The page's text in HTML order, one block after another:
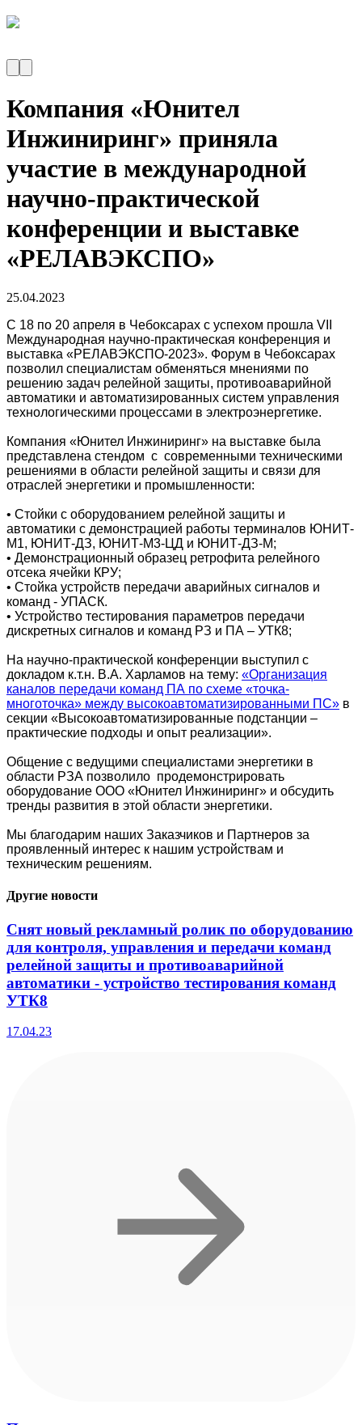
Компания «Юнител
Инжиниринг» приняла
участие в международной
научно-практической
конференции и выставке
«РЕЛАВЭКСПО»
25.04.2023
C 18 по 20 апреля в Чебоксарах с успехом прошла VII
Международная научно-практическая конференция и
выставка «РЕЛАВЭКСПО-2023». Форум в Чебоксарах
позволил специалистам обменяться мнениями по
решению задач релейной защиты, противоаварийной
автоматики и автоматизированных систем управления
технологическими процессами в электроэнергетике.
Компания «Юнител Инжиниринг» на выставке была
представлена стендом с современными техническими
решениями в области релейной защиты и связи для
отраслей энергетики и промышленности:
• Стойки с оборудованием релейной защиты и
автоматики с демонстрацией работы терминалов ЮНИТ-
М1, ЮНИТ-ДЗ, ЮНИТ-М3-ЦД и ЮНИТ-ДЗ-М;
• Демонстрационный образец ретрофита релейного
отсека ячейки КРУ;
• Стойка устройств передачи аварийных сигналов и
команд - УПАСК.
• Устройство тестирования параметров передачи
дискретных сигналов и команд РЗ и ПА – УТК8;
На научно-практической конференции выступил с
докладом к.т.н. В.А. Харламов на тему: «Организация
каналов передачи команд ПА по схеме «точка-
многоточка» между высокоавтоматизированными ПС» в
секции «Высокоавтоматизированные подстанции –
практические подходы и опыт реализации».
Общение с ведущими специалистами энергетики в
области РЗА позволило продемонстрировать
оборудование ООО «Юнител Инжиниринг» и обсудить
тренды развития в этой области энергетики.
Мы благодарим наших Заказчиков и Партнеров за
проявленный интерес к нашим устройствам и
техническим решениям.
Другие новости
Снят новый рекламный ролик по оборудованию
для контроля, управления и передачи команд
релейной защиты и противоаварийной
автоматики - устройство тестирования команд
УТК8
17.04.23